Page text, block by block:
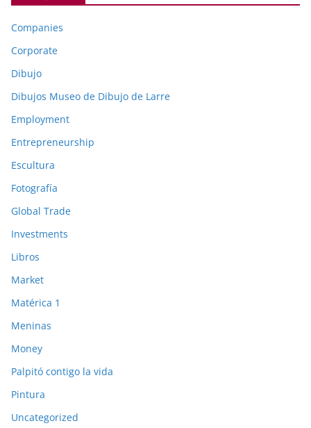
Companies
Corporate
Dibujo
Dibujos Museo de Dibujo de Larre
Employment
Entrepreneurship
Escultura
Fotografía
Global Trade
Investments
Libros
Market
Matérica 1
Meninas
Money
Palpitó contigo la vida
Pintura
Uncategorized